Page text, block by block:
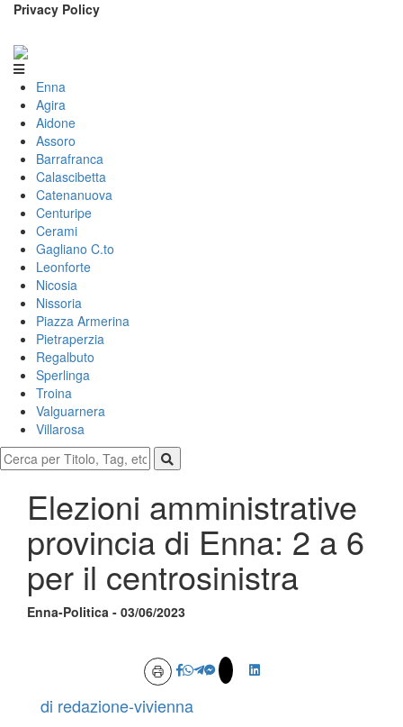
Privacy Policy
Enna
Agira
Aidone
Assoro
Barrafranca
Calascibetta
Catenanuova
Centuripe
Cerami
Gagliano C.to
Leonforte
Nicosia
Nissoria
Piazza Armerina
Pietraperzia
Regalbuto
Sperlinga
Troina
Valguarnera
Villarosa
Elezioni amministrative
provincia di Enna: 2 a 6
per il centrosinistra
Enna-Politica - 03/06/2023
di redazione-vivienna